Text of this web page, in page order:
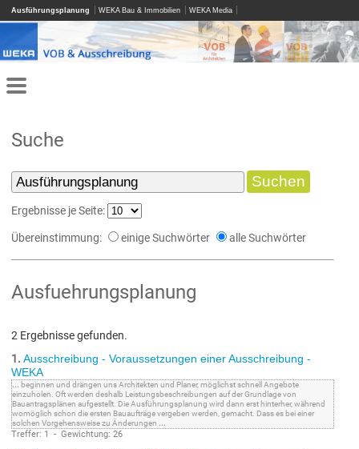
Ausführungsplanung WEKA Bau & Immobilien WEKA Media
Suche
Ergebnisse je Seite:
Übereinstimmung: einige Suchwörter alle Suchwörter
Ausfuehrungsplanung
2 Ergebnisse gefunden.
1. Ausschreibung - Voraussetzungen einer Ausschreibung -
WEKA
... beginnen und drängen uns Architekten und Planer, möglichst schnell Angebote
einzuholen. Oft werden deshalb Leistungsbeschreibungen auf der Grundlage von
Bauantragsplänen aufgestellt. Die Ausführungsplanung wird dann erst hinterher, während
womöglich schon die ersten Bauaufträge vergeben werden, gemacht. Dass es bei einer
solchen Vorgehensweise zu Änderungen ...
Treffer: 1 - Gewichtung: 26